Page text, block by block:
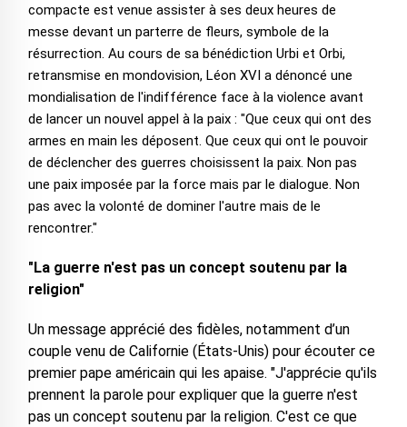
compacte est venue assister à ses deux heures de
messe devant un parterre de fleurs, symbole de la
résurrection. Au cours de sa bénédiction Urbi et Orbi,
retransmise en mondovision, Léon XVI a dénoncé une
mondialisation de l'indifférence face à la violence avant
de lancer un nouvel appel à la paix : "Que ceux qui ont des
armes en main les déposent. Que ceux qui ont le pouvoir
de déclencher des guerres choisissent la paix. Non pas
une paix imposée par la force mais par le dialogue. Non
pas avec la volonté de dominer l'autre mais de le
rencontrer."
"La guerre n'est pas un concept soutenu par la
religion"
Un message apprécié des fidèles, notamment d’un
couple venu de Californie (États-Unis) pour écouter ce
premier pape américain qui les apaise. "J'apprécie qu'ils
prennent la parole pour expliquer que la guerre n'est
pas un concept soutenu par la religion. C'est ce que